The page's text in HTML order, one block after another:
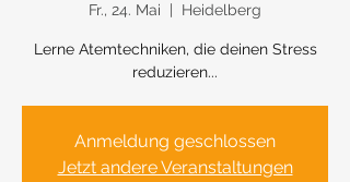
Fr., 24. Mai Heidelberg
Lerne Atemtechniken, die deinen Stress
reduzieren...
Anmeldung geschlossen
Jetzt andere Veranstaltungen